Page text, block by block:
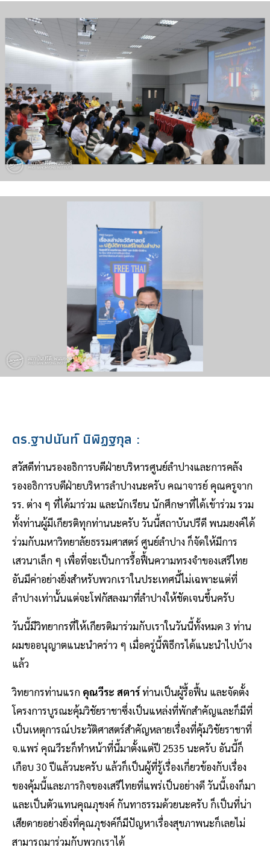
ดร.ฐาปนันท์ นิพิฏฐกุล :
สวัสดีท่านรองอธิการบดีฝ่ายบริหารศูนย์ลำปางและการคลัง
รองอธิการบดีฝ่ายบริหารลำปางนะครับ คณาจารย์ คุณครูจาก
รร. ต่าง ๆ ที่ได้มาร่วม และนักเรียน นักศึกษาที่ได้เข้าร่วม รวม
ทั้งท่านผู้มีเกียรติทุกท่านนะครับ วันนี้สถาบันปรีดี พนมยงค์ได้
ร่วมกับมหาวิทยาลัยธรรมศาสตร์ ศูนย์ลำปาง ก็จัดให้มีการ
เสวนาเล็ก ๆ เพื่อที่จะเป็นการรื้อฟื้นความทรงจำของเสรีไทย
อันมีค่าอย่างยิ่งสำหรับพวกเราในประเทศนี้ไม่เฉพาะแต่ที่
ลำปางเท่านั้นแต่จะโฟกัสลงมาที่ลำปางให้ชัดเจนขึ้นครับ
วันนี้มีวิทยากรที่ให้เกียรติมาร่วมกับเราในวันนี้ทั้งหมด 3 ท่าน
ผมขออนุญาตแนะนำคร่าว ๆ เมื่อครู่นี้พิธีกรได้แนะนำไปบ้าง
แล้ว
วิทยากรท่านแรก คุณวีระ สตาร์ท่านเป็นผู้รื้อฟื้น และจัดตั้ง
โครงการบูรณะคุ้มวิชัยราชาซึ่งเป็นแหล่งที่พักสำคัญและก็มีที่
เป็นเหตุการณ์ประวัติศาสตร์สำคัญหลายเรื่องที่คุ้มวิชัยราชาที่
จ.แพร่ คุณวีระก็ทำหน้าที่นี้มาตั้งแต่ปี 2535 นะครับ อันนี้ก็
เกือบ 30 ปีแล้วนะครับ แล้วก็เป็นผู้ที่รู้เรื่องเกี่ยวข้องกับเรื่อง
ของคุ้มนี้และภารกิจของเสรีไทยที่แพร่เป็นอย่างดี วันนี้เองก็มา
และเป็นตัวแทนคุณภุชงค์ กันทาธรรมด้วยนะครับ ก็เป็นที่น่า
เสียดายอย่างยิ่งที่คุณภุชงค์ก็มีปัญหาเรื่องสุขภาพนะก็เลยไม่
สามารถมาร่วมกับพวกเราได้